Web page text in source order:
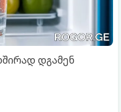
დგამენ